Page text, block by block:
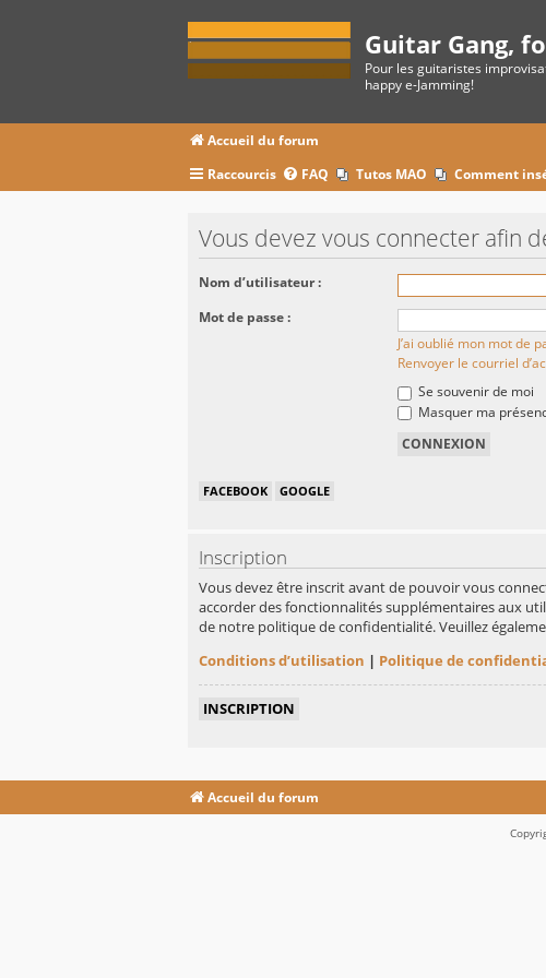
Guitar Gang,
Pour les guitaristes
happy e-Jamming!
Accueil du forum
Raccourcis
FAQ Tutos MAO Comment
Vous devez vous connecter afin
Nom d’utilisateur :
Mot de passe :
J’ai oublié mon mot de
Renvoyer le courriel
Se souvenir de moi
Masquer ma
FACEBOOK GOOGLE
Inscription
Vous devez être inscrit avant de pouvoir vous
accorder des fonctionnalités supplémentaires aux
de notre politique de confidentialité. Veuillez
Conditions d’utilisation | Politique de
INSCRIPTION
Accueil du forum